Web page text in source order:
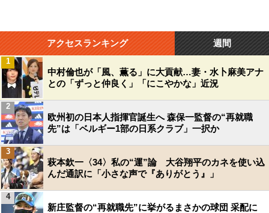
アクセスランキング 週間
中村倫也が「風、薫る」に大貢献…妻・水卜麻美アナ
との「ずっと仲良く」「にこやかな」近況
1
欧州初の日本人指揮官誕生へ 森保一監督の“再就職
先”は「ベルギー1部の日系クラブ」一択か
2
萩本欽一〈34〉私の“運”論 大谷翔平のカネを使い込
んだ通訳に「小さな声で『ありがとう』」
3
新庄監督の“再就職先”に挙がるまさかの球団 采配に
4